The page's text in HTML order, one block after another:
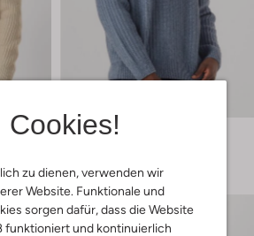
Cookies!
zu dienen, verwenden wir
Website. Funktionale und
sorgen dafür, dass die Website
funktioniert und kontinuierlich
Boss Orange